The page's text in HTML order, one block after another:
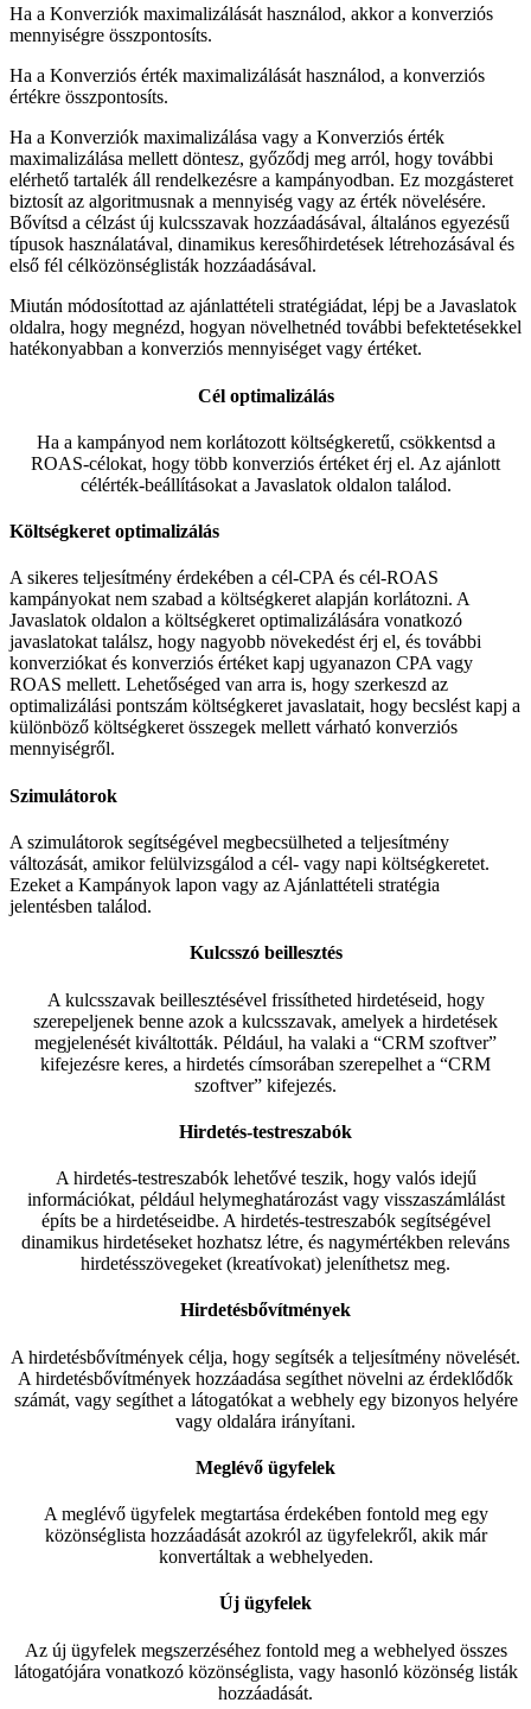
Ha a Konverziók maximalizálását használod, akkor a konverziós
mennyiségre összpontosíts.
Ha a Konverziós érték maximalizálását használod, a konverziós
értékre összpontosíts.
Ha a Konverziók maximalizálása vagy a Konverziós érték
maximalizálása mellett döntesz, győződj meg arról, hogy további
elérhető tartalék áll rendelkezésre a kampányodban. Ez mozgásteret
biztosít az algoritmusnak a mennyiség vagy az érték növelésére.
Bővítsd a célzást új kulcsszavak hozzáadásával, általános egyezésű
típusok használatával, dinamikus keresőhirdetések létrehozásával és
első fél célközönséglisták hozzáadásával.
Miután módosítottad az ajánlattételi stratégiádat, lépj be a Javaslatok
oldalra, hogy megnézd, hogyan növelhetnéd további befektetésekkel
hatékonyabban a konverziós mennyiséget vagy értéket.
Cél optimalizálás
Ha a kampányod nem korlátozott költségkeretű, csökkentsd a
ROAS-célokat, hogy több konverziós értéket érj el. Az ajánlott
célérték-beállításokat a Javaslatok oldalon találod.
Költségkeret optimalizálás
A sikeres teljesítmény érdekében a cél-CPA és cél-ROAS
kampányokat nem szabad a költségkeret alapján korlátozni. A
Javaslatok oldalon a költségkeret optimalizálására vonatkozó
javaslatokat találsz, hogy nagyobb növekedést érj el, és további
konverziókat és konverziós értéket kapj ugyanazon CPA vagy
ROAS mellett. Lehetőséged van arra is, hogy szerkeszd az
optimalizálási pontszám költségkeret javaslatait, hogy becslést kapj a
különböző költségkeret összegek mellett várható konverziós
mennyiségről.
Szimulátorok
A szimulátorok segítségével megbecsülheted a teljesítmény
változását, amikor felülvizsgálod a cél- vagy napi költségkeretet.
Ezeket a Kampányok lapon vagy az Ajánlattételi stratégia
jelentésben találod.
Kulcsszó beillesztés
A kulcsszavak beillesztésével frissítheted hirdetéseid, hogy
szerepeljenek benne azok a kulcsszavak, amelyek a hirdetések
megjelenését kiváltották. Például, ha valaki a “CRM szoftver”
kifejezésre keres, a hirdetés címsorában szerepelhet a “CRM
szoftver” kifejezés.
Hirdetés-testreszabók
A hirdetés-testreszabók lehetővé teszik, hogy valós idejű
információkat, például helymeghatározást vagy visszaszámlálást
építs be a hirdetéseidbe. A hirdetés-testreszabók segítségével
dinamikus hirdetéseket hozhatsz létre, és nagymértékben releváns
hirdetésszövegeket (kreatívokat) jeleníthetsz meg.
Hirdetésbővítmények
A hirdetésbővítmények célja, hogy segítsék a teljesítmény növelését.
A hirdetésbővítmények hozzáadása segíthet növelni az érdeklődők
számát, vagy segíthet a látogatókat a webhely egy bizonyos helyére
vagy oldalára irányítani.
Meglévő ügyfelek
A meglévő ügyfelek megtartása érdekében fontold meg egy
közönséglista hozzáadását azokról az ügyfelekről, akik már
konvertáltak a webhelyeden.
Új ügyfelek
Az új ügyfelek megszerzéséhez fontold meg a webhelyed összes
látogatójára vonatkozó közönséglista, vagy hasonló közönség listák
hozzáadását.